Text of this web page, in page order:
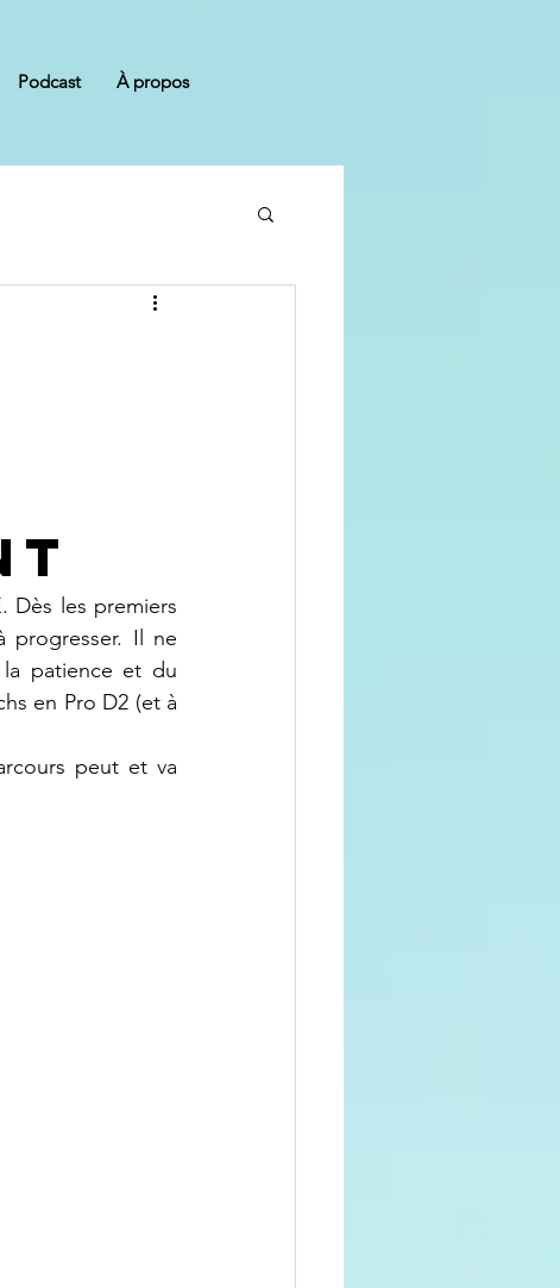
Podcast À propos
Dès les premiers
progresser. Il ne
la patience et du
en Pro D2 (et à
peut et va